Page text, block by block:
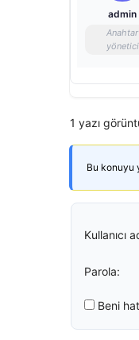
admin
Anahtar
yönetici
1 yazı
Bu konuyu
Kullanıcı
Parola:
Beni